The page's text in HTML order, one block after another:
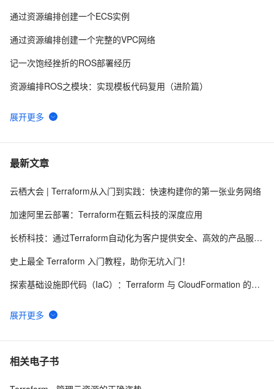
通过资源编排创建一个ECS实例
通过资源编排创建一个完整的VPC网络
记一次饱经挫折的ROS部署经历
资源编排ROS之模块：实现模板代码复用（进阶篇）
最新文章
云栖大会 | Terraform从入门到实践：快速构建你的第一张业务网络
加速阿里云部署：Terraform在甄云科技的深度应用
长桥科技：通过Terraform自动化为客户提供安全、高效的产品服务体验
史上最全 Terraform 入门教程，助你无坑入门！
探索基础设施即代码（IaC）：Terraform 与 CloudFormation 的应用
Terraform从入门到实践：快速构建你的第一张业务网络（上）
基于 ROS 的Terraform托管服务轻松部署Qwen-7B-Chat
相关电子书